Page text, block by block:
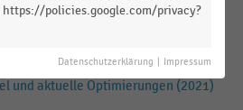
und aktuelle Optimierungen (2022)
Wahl der Versandverpackung im
und aktuelle Optimierungen (2021)
policies.google.com/privacy?
Datenschutzerklärung Impressum